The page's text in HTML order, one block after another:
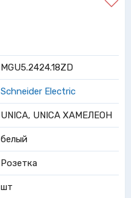
MGU5.2424.18ZD
Schneider Electric
UNICA, UNICA ХАМЕЛЕОН
белый
Розетка
шт